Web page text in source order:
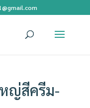
ญ่สีครีม-